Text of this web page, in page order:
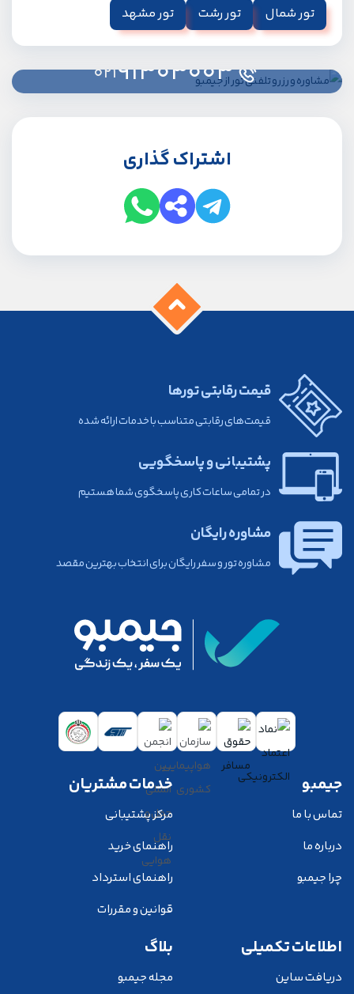
تور شمال تور رشت تور مشهد
91303003
021
اشتراک گذاری
قیمت رقابتی تورها
قیمت‌های رقابتی متناسب با خدمات ارائه شده
پشتیبانی و پاسخگویی
در تمامی ساعات کاری پاسخگوی شما هستیم
مشاوره رایگان
مشاوره تور و سفر رایگان برای انتخاب بهترین مقصد
جیمبو
تماس با ما
درباره ما
چرا جیمبو
خدمات مشتریان
مرکز پشتیبانی
راهنمای خرید
راهنمای استرداد
قوانین و مقررات
اطلاعات تکمیلی
دریافت ساین
بلاگ
مجله جیمبو